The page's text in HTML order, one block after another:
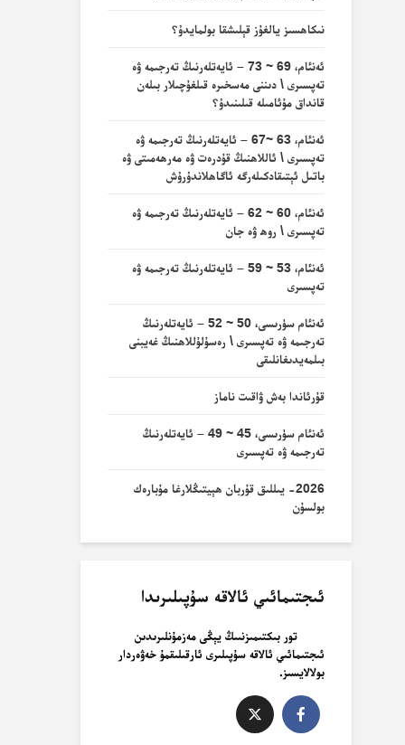
نىكاھسىز يالغۇز قېلىشقا بولمايدۇ؟
ئەنئام، 69 ~ 73 – ئايەتلەرنىڭ تەرجىمە ۋە
تەپسىرى \ دىننى مەسخىرە قىلغۇچىلار بىلەن
قانداق مۇئامىلە قىلىنىدۇ؟
ئەنئام، 63 ~67 – ئايەتلەرنىڭ تەرجىمە ۋە
تەپسىرى \ ئاللاھنىڭ قۇدرەت ۋە مەرھەمىتى ۋە
باتىل ئېتىقادكىلەرگە ئاگاھلاندۇرۇش
ئەنئام، 60 ~ 62 – ئايەتلەرنىڭ تەرجىمە ۋە
تەپسىرى \ روھ ۋە جان
ئەنئام، 53 ~ 59 – ئايەتلەرنىڭ تەرجىمە ۋە
تەپسىرى
ئەنئام سۈرىسى، 50 ~ 52 – ئايەتلەرنىڭ
تەرجىمە ۋە تەپسىرى \ رەسۇلۇللاھنىڭ غەيبنى
بىلمەيدىغانلىقى
قۇرئاندا بەش ۋاقىت ناماز
ئەنئام سۈرىسى، 45 ~ 49 – ئايەتلەرنىڭ
تەرجىمە ۋە تەپسىرى
2026- يىللىق قۇربان ھېيتىڭلارغا مۇبارەك
بولسۇن
ئىجتىمائىي ئالاقە سۇپىلىرىدا
تور بىكتىمىزنىىڭ يېڭى مەزمۇنلىرىدىن
ئىجتىمائىي ئالاقە سۇپىلىرى ئارقىلىقمۇ خەۋەردار
بولالايسىز.